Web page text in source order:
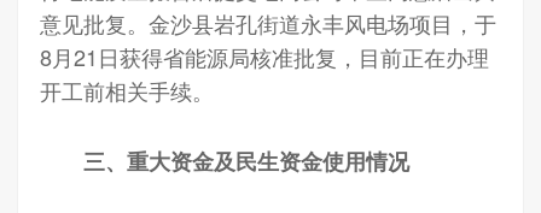
意见批复。金沙县岩孔街道永丰风电场项目，于
8月21日获得省能源局核准批复，目前正在办理
开工前相关手续。
三、重大资金及民生资金使用情况